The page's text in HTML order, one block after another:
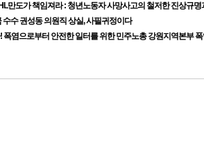
만도가 책임져라 : 청년노동자 사망사고의 철저한 진상규
수수 권성동 의원직 상실, 사필귀정이다
폭염으로부터 안전한 일터를 위한 민주노총 강원지역본부